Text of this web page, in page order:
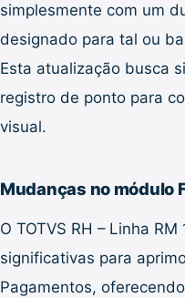
simplesmente com um
designado para tal ou
Esta atualização busca
registro de ponto para
visual.
Mudanças no módulo
O TOTVS RH – Linha
significativas para
Pagamentos,